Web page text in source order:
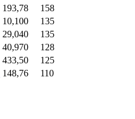
193,78
158
10,100
135
29,040
135
40,970
128
433,50
125
148,76 110